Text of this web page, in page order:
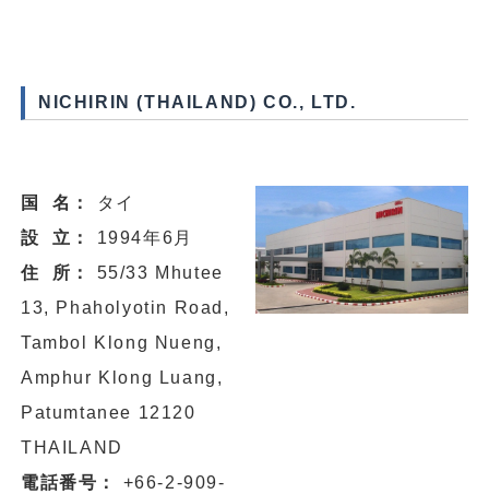
NICHIRIN (THAILAND) CO., LTD.
国 名：
タイ
設 立：
1994年6月
住 所：
55/33 Mhutee
13, Phaholyotin Road,
Tambol Klong Nueng,
Amphur Klong Luang,
Patumtanee 12120
THAILAND
電話番号： +66-2-909-